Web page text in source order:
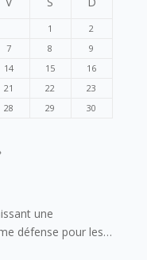
1
2
7 8
9
14 15
16
21 22
23
28 29 30
une
défense pour les